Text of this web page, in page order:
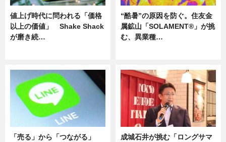
値上げ時代に問われる「価格
以上の価値」 Shake Shack
が磨き続…
“酷暑”の原因を防ぐ。住友金
属鉱山「SOLAMENT®」が挑
む、異業種…
「売る」から「つながる」
成城石井が挑む「ロングサマ